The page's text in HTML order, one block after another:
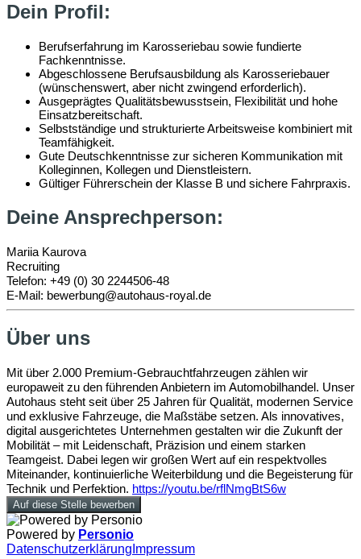
Dein Profil:
Berufserfahrung im Karosseriebau sowie fundierte
Fachkenntnisse.
Abgeschlossene Berufsausbildung als Karosseriebauer
(wünschenswert, aber nicht zwingend erforderlich).
Ausgeprägtes Qualitätsbewusstsein, Flexibilität und hohe
Einsatzbereitschaft.
Selbstständige und strukturierte Arbeitsweise kombiniert mit
Teamfähigkeit.
Gute Deutschkenntnisse zur sicheren Kommunikation mit
Kolleginnen, Kollegen und Dienstleistern.
Gültiger Führerschein der Klasse B und sichere Fahrpraxis.
Deine Ansprechperson:
Mariia Kaurova
Recruiting
Telefon: +49 (0) 30 2244506-48
E-Mail: bewerbung@autohaus-royal.de
Über uns
Mit über 2.000 Premium-Gebrauchtfahrzeugen zählen wir
europaweit zu den führenden Anbietern im Automobilhandel. Unser
Autohaus steht seit über 25 Jahren für Qualität, modernen Service
und exklusive Fahrzeuge, die Maßstäbe setzen. Als innovatives,
digital ausgerichtetes Unternehmen gestalten wir die Zukunft der
Mobilität – mit Leidenschaft, Präzision und einem starken
Teamgeist. Dabei legen wir großen Wert auf ein respektvolles
Miteinander, kontinuierliche Weiterbildung und die Begeisterung für
Technik und Perfektion. https://youtu.be/rflNmgBtS6w
Auf diese Stelle bewerben
Powered by Personio
Datenschutzerklärung Impressum